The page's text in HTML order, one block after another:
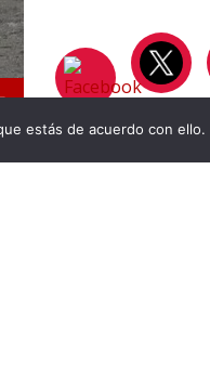
estás de acuerdo con ello.